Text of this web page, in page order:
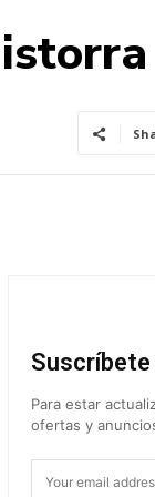
Para estar
ofertas y